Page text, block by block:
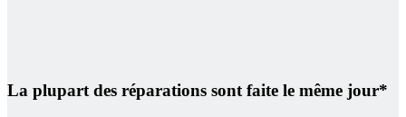
La plupart des réparations sont faite le même jour*